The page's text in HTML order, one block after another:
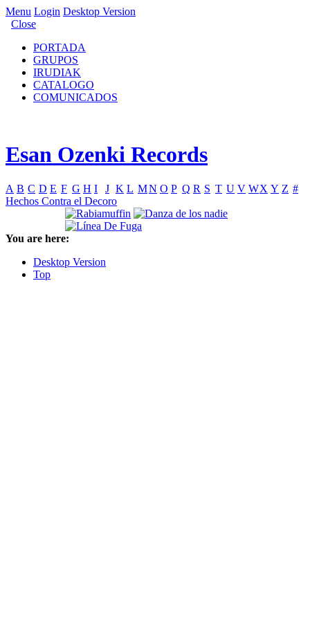
Menu Login Desktop Version
Close
PORTADA
GRUPOS
IRUDIAK
CATALOGO
COMUNICADOS
Esan Ozenki Records
A B C D E F G H I J K L MN O P Q R S T U V WX Y Z #
Hechos Contra el Decoro
You are here:
Desktop Version
Top